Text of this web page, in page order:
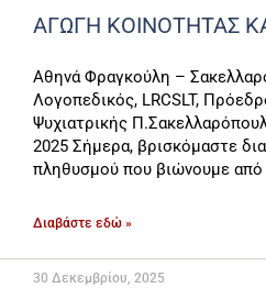
ΑΓΩΓΗ ΚΟΙΝΟΤΗΤΑΣ
Αθηνά Φραγκούλη –
Λογοπεδικός, LRCSLT,
Ψυχιατρικής
2025 Σήμερα, βρισκόμαστε
πληθυσμού που βιώνουμε από
Διαβάστε εδώ »
30 Δεκεμβρίου, 2025